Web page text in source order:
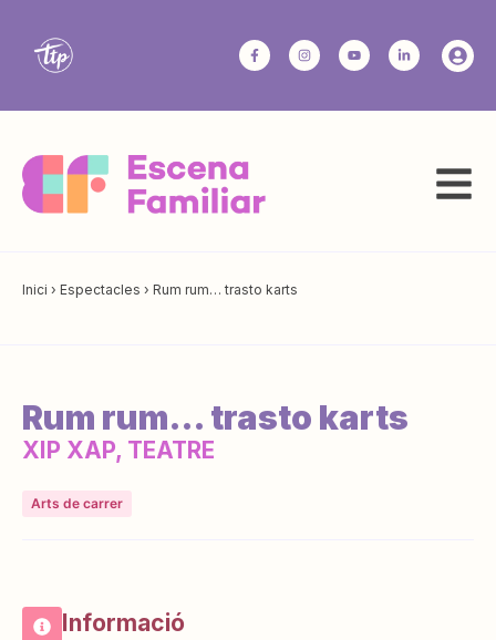
Inici › Espectacles › Rum rum… trasto karts
Rum rum… trasto karts
XIP XAP, TEATRE
Arts de carrer
Informació